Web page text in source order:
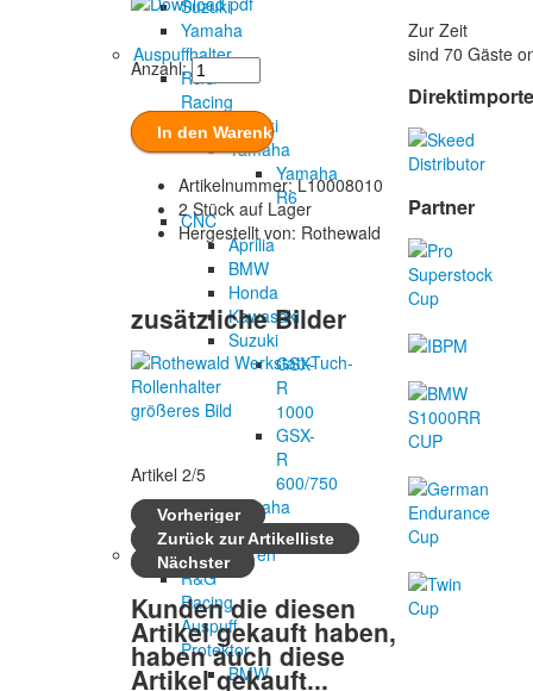
Suzuki
Yamaha
Auspuffhalter
R&G
Racing
Suzuki
Yamaha
Yamaha
R6
CNC
Aprilia
BMW
Honda
Kawasaki
Suzuki
GSX-
R
1000
GSX-
R
600/750
Yamaha
Zubehör
Auspuffprotektoren
R&G
Racing
Auspuff
Protektor
BMW
Anzahl:
Artikelnummer: L10008010
2 Stück auf Lager
Hergestellt von: Rothewald
zusätzliche Bilder
größeres Bild
Artikel 2/5
Vorheriger
Zurück zur Artikelliste
Nächster
Kunden die diesen
Artikel gekauft haben,
haben auch diese
Artikel gekauft...
Zur Zeit
sind 70 Gäste
Partner